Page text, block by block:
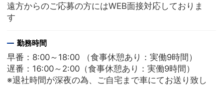
遠方からのご応募の方にはWEB面接対応しておりま
す
勤務時間
早番：8:00～18:00 （食事休憩あり：実働9時間）
遅番：16:00～2:00（食事休憩あり：実働9時間）
※退社時間が深夜の為、ご自宅まで車にてお送り致し